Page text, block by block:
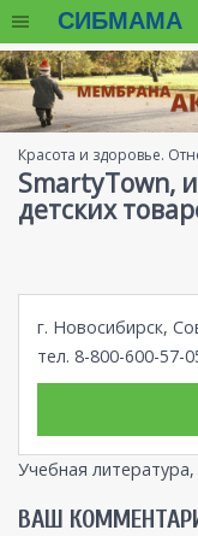
СИБМАМА
Красота и здоровье.
SmartyTown,
детских
г. Новосибирск,
тел. 8-800-600-57-
Учебная
ВАШ